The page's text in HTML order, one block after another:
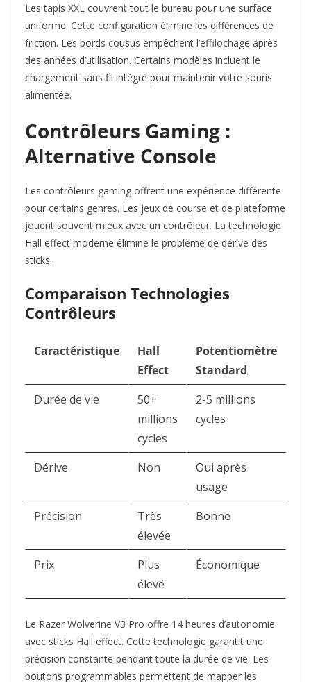
Les tapis XXL couvrent tout le bureau pour une surface
uniforme. Cette configuration élimine les différences de
friction. Les bords cousus empêchent l’effilochage après
des années d’utilisation. Certains modèles incluent le
chargement sans fil intégré pour maintenir votre souris
alimentée.​
Contrôleurs Gaming :
Alternative Console
Les contrôleurs gaming offrent une expérience différente
pour certains genres. Les jeux de course et de plateforme
jouent souvent mieux avec un contrôleur. La technologie
Hall effect moderne élimine le problème de dérive des
sticks.​
Comparaison Technologies
Contrôleurs
Caractéristique
Hall
Effect
Potentiomètre
Standard
Durée de vie
50+
millions
cycles
2-5 millions
cycles
Dérive Non ​
Oui après
usage
Précision
Très
élevée
Bonne
Prix
Plus
élevé
Économique
Le Razer Wolverine V3 Pro offre 14 heures d’autonomie
avec sticks Hall effect. Cette technologie garantit une
précision constante pendant toute la durée de vie. Les
boutons programmables permettent de mapper les